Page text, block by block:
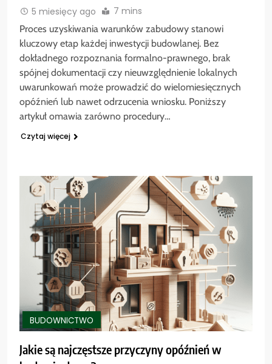
5 miesięcy ago 7 mins
Proces uzyskiwania warunków zabudowy stanowi
kluczowy etap każdej inwestycji budowlanej. Bez
dokładnego rozpoznania formalno-prawnego, brak
spójnej dokumentacji czy nieuwzględnienie lokalnych
uwarunkowań może prowadzić do wielomiesięcznych
opóźnień lub nawet odrzucenia wniosku. Poniższy
artykuł omawia zarówno procedury…
Czytaj więcej
BUDOWNICTWO
Jakie są najczęstsze przyczyny opóźnień w